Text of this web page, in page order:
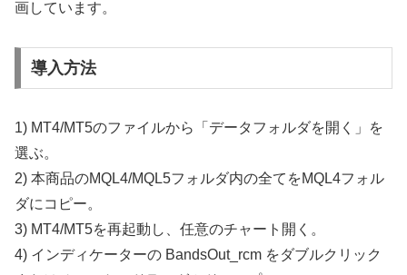
画しています。
導入方法
1) MT4/MT5のファイルから「データフォルダを開く」を
選ぶ。
2) 本商品のMQL4/MQL5フォルダ内の全てをMQL4フォル
ダにコピー。
3) MT4/MT5を再起動し、任意のチャート開く。
4) インディケーターの BandsOut_rcm をダブルクリック